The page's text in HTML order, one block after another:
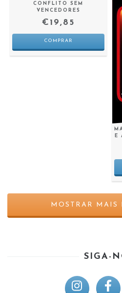
CONFLITO SEM
VENCEDORES
€19,85
E
MOSTRAR MAIS
SIGA-